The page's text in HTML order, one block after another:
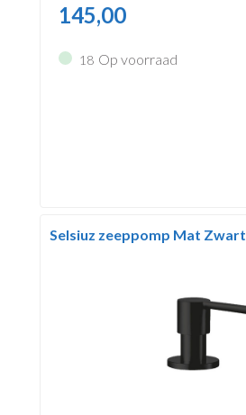
145,00
18 Op voorraad
Selsiuz zeeppomp Mat Zwart